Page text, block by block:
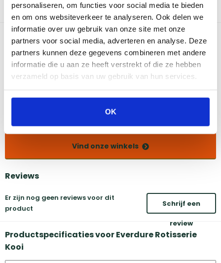
personaliseren, om functies voor social media te bieden
en om ons websiteverkeer te analyseren. Ook delen we
informatie over uw gebruik van onze site met onze
partners voor social media, adverteren en analyse. Deze
partners kunnen deze gegevens combineren met andere
informatie die u aan ze heeft verstrekt of die ze hebben
verzameld op basis van uw gebruik van hun services.
OK
Deze Everdure Rotisserie Kooi is een ideaal te gebruiken in
combinatie met een Everdure barbecue.
Bekijk dit product in onze winkels
Vind onze winkels
Reviews
Er zijn nog geen reviews voor dit
product
Schrijf een
review
Productspecificaties voor Everdure Rotisserie
Kooi